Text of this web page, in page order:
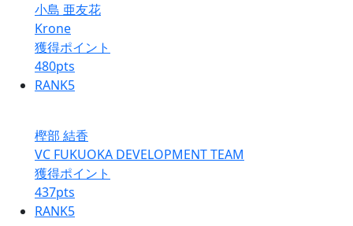
小島 亜友花
Krone
獲得ポイント
480pts
RANK5
樫部 結香
VC FUKUOKA DEVELOPMENT TEAM
獲得ポイント
437pts
RANK5